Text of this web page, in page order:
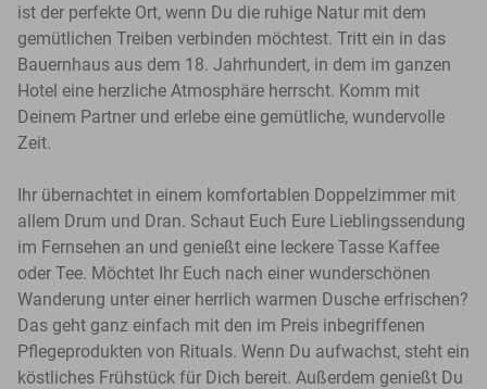
ist der perfekte Ort, wenn Du die ruhige Natur mit dem
gemütlichen Treiben verbinden möchtest. Tritt ein in das
Bauernhaus aus dem 18. Jahrhundert, in dem im ganzen
Hotel eine herzliche Atmosphäre herrscht. Komm mit
Deinem Partner und erlebe eine gemütliche, wundervolle
Zeit.
Ihr übernachtet in einem komfortablen Doppelzimmer mit
allem Drum und Dran. Schaut Euch Eure Lieblingssendung
im Fernsehen an und genießt eine leckere Tasse Kaffee
oder Tee. Möchtet Ihr Euch nach einer wunderschönen
Wanderung unter einer herrlich warmen Dusche erfrischen?
Das geht ganz einfach mit den im Preis inbegriffenen
Pflegeprodukten von Rituals. Wenn Du aufwachst, steht ein
köstliches Frühstück für Dich bereit. Außerdem genießt Du